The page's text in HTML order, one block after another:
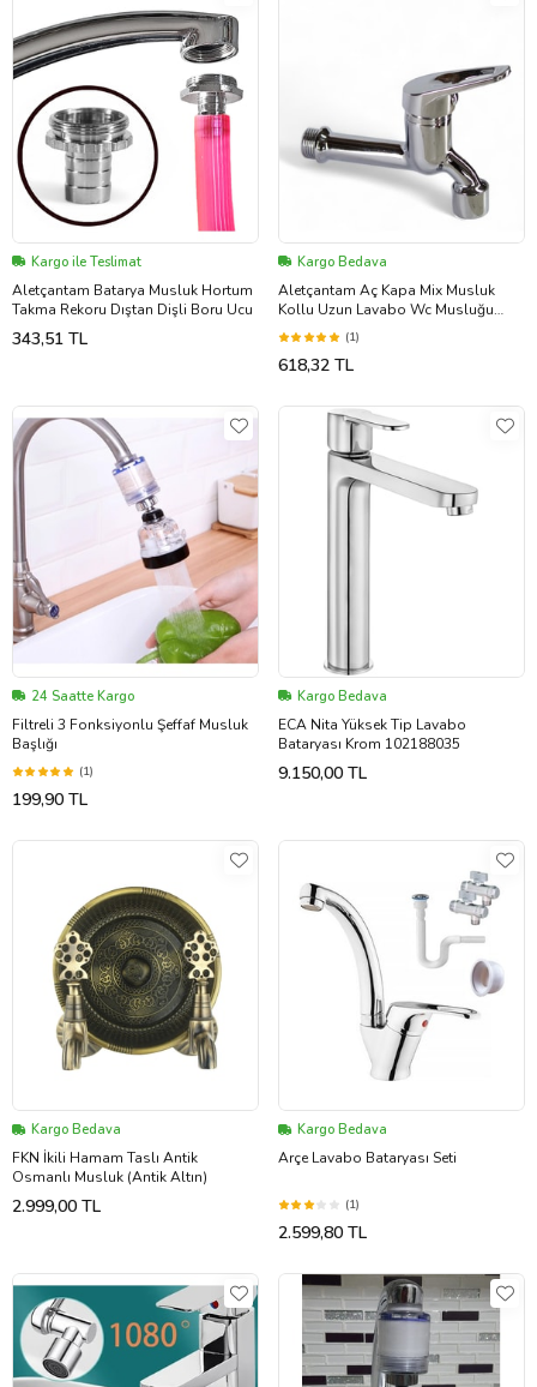
Kargo ile Teslimat
Aletçantam Batarya Musluk Hortum
Takma Rekoru Dıştan Dişli Boru Ucu
343,51 TL
Kargo Bedava
Aletçantam Aç Kapa Mix Musluk
Kollu Uzun Lavabo Wc Musluğu
(Pirinç Gövde)
(1)
618,32 TL
24 Saatte Kargo
Filtreli 3 Fonksiyonlu Şeffaf Musluk
Başlığı
(1)
199,90 TL
Kargo Bedava
ECA Nita Yüksek Tip Lavabo
Bataryası Krom 102188035
9.150,00 TL
Kargo Bedava
FKN İkili Hamam Taslı Antik
Osmanlı Musluk (Antik Altın)
2.999,00 TL
Kargo Bedava
Arçe Lavabo Bataryası Seti
(1)
2.599,80 TL